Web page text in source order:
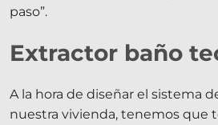
paso”.
Extractor baño
A la hora de diseñar el sistema
nuestra vivienda, tenemos que